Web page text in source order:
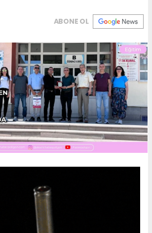
ABONE OL